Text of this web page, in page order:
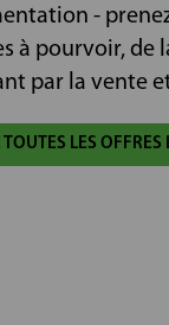
toutes nos offres
Découvrir
-
à pourvoir, de
par la vente
TOUTES LES